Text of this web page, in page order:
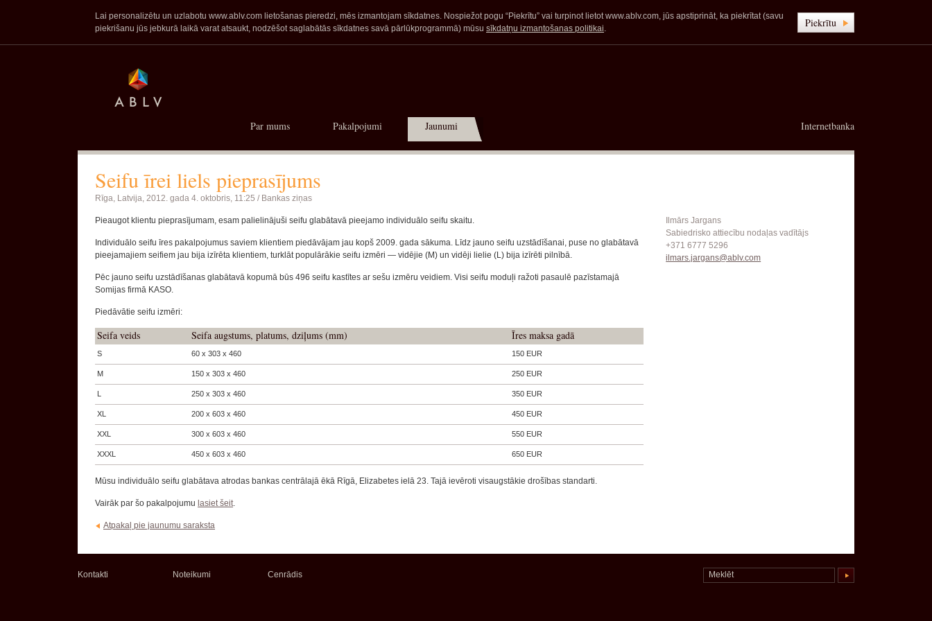
Lai personalizētu un uzlabotu www.ablv.com lietošanas pieredzi, mēs izmantojam sīkdatnes. Nospiežot pogu “Piekrītu” vai turpinot lietot www.ablv.com, jūs apstiprināt, ka piekrītat (savu
piekrišanu jūs jebkurā laikā varat atsaukt, nodzēšot saglabātās sīkdatnes savā pārlūkprogrammā) mūsu sīkdatņu izmantošanas politikai. Piekrītu
Internetbanka
Par mums Pakalpojumi Jaunumi
Seifu īrei liels pieprasījums
Rīga, Latvija, 2012. gada 4. oktobris, 11:25 / Bankas ziņas
Pieaugot klientu pieprasījumam, esam palielinājuši seifu glabātavā pieejamo individuālo seifu skaitu.
Individuālo seifu īres pakalpojumus saviem klientiem piedāvājam jau kopš 2009. gada sākuma. Līdz jauno seifu uzstādīšanai, puse no glabātavā
pieejamajiem seifiem jau bija izīrēta klientiem, turklāt populārākie seifu izmēri — vidējie (M) un vidēji lielie (L) bija izīrēti pilnībā.
Pēc jauno seifu uzstādīšanas glabātavā kopumā būs 496 seifu kastītes ar sešu izmēru veidiem. Visi seifu moduļi ražoti pasaulē pazīstamajā
Somijas firmā KASO.
Piedāvātie seifu izmēri:
Seifa veids Seifa augstums, platums, dziļums (mm) Īres maksa gadā
S 60 x 303 x 460 150 EUR
M 150 x 303 x 460 250 EUR
L 250 x 303 x 460 350 EUR
XL 200 x 603 x 460 450 EUR
XXL 300 x 603 x 460 550 EUR
XXXL 450 x 603 x 460 650 EUR
Mūsu individuālo seifu glabātava atrodas bankas centrālajā ēkā Rīgā, Elizabetes ielā 23. Tajā ievēroti visaugstākie drošības standarti.
Vairāk par šo pakalpojumu lasiet šeit.
Atpakaļ pie jaunumu saraksta
Ilmārs Jargans
Sabiedrisko attiecību nodaļas vadītājs
+371 6777 5296
ilmars.jargans@ablv.com
Kontakti Noteikumi Cenrādis